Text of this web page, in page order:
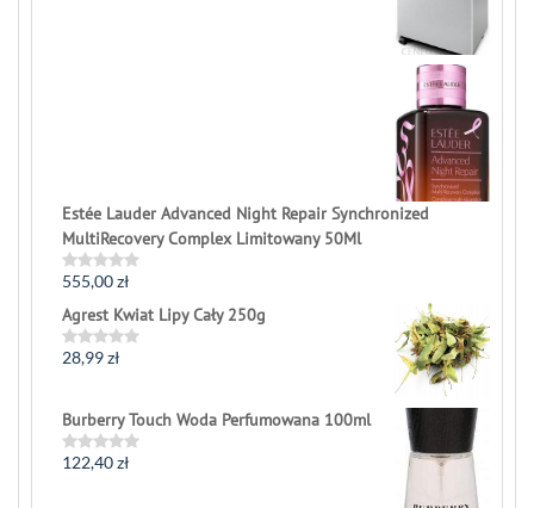
Estée Lauder Advanced Night Repair Synchronized
MultiRecovery Complex Limitowany 50Ml
Rated
out
of
5
555,00zł
Agrest Kwiat Lipy Cały 250g
Rated
of
5
28,99zł
Burberry Touch Woda Perfumowana 100ml
Rated
122,40zł